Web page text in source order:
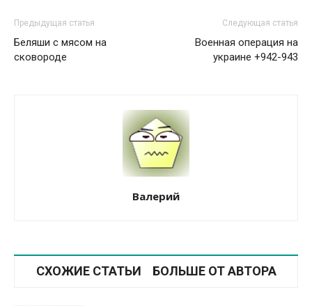
Предыдущая статья
Беляши с мясом на
сковороде
Следующая статья
Военная операция на
украине +942-943
Валерий
СХОЖИЕ СТАТЬИ БОЛЬШЕ ОТ АВТОРА